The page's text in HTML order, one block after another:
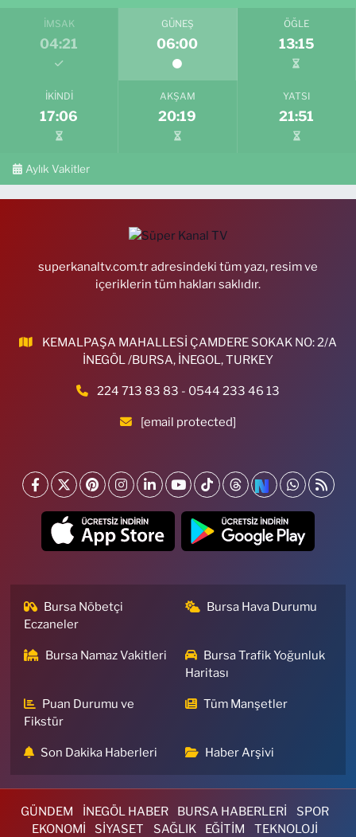
İMSAK
04:21
GÜNEŞ
06:00
ÖĞLE
13:15
İKINDI
17:06
AKŞAM
20:19
YATSI
21:51
Aylık Vakitler
superkanaltv.com.tr adresindeki tüm yazı, resim ve
içeriklerin tüm hakları saklıdır.
KEMALPAŞA MAHALLESİ ÇAMDERE SOKAK NO: 2/A
İNEGÖL /BURSA, İNEGOL, TURKEY
224 713 83 83 - 0544 233 46 13
[email protected]
Bursa Nöbetçi
Eczaneler
Bursa Hava Durumu
Bursa Namaz Vakitleri
Bursa Trafik Yoğunluk
Haritası
Puan Durumu ve
Fikstür
Tüm Manşetler
Son Dakika Haberleri Haber Arşivi
GÜNDEM İNEGÖL HABER BURSA HABERLERİ
SPOR
EKONOMİ
SİYASET SAĞLIK EĞİTİM
TEKNOLOJİ